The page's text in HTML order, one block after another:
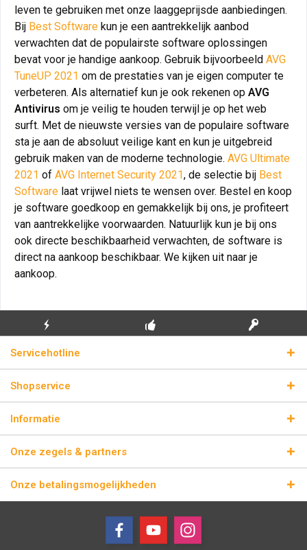
leven te gebruiken met onze laaggeprijsde aanbiedingen.
Bij Best Software kun je een aantrekkelijk aanbod
verwachten dat de populairste software oplossingen
bevat voor je handige aankoop. Gebruik bijvoorbeeld AVG
TuneUP 2021 om de prestaties van je eigen computer te
verbeteren. Als alternatief kun je ook rekenen op AVG
Antivirus om je veilig te houden terwijl je op het web
surft. Met de nieuwste versies van de populaire software
sta je aan de absoluut veilige kant en kun je uitgebreid
gebruik maken van de moderne technologie. AVG Ultimate
2021 of AVG Internet Security 2021, de selectie bij Best
Software laat vrijwel niets te wensen over. Bestel en koop
je software goedkoop en gemakkelijk bij ons, je profiteert
van aantrekkelijke voorwaarden. Natuurlijk kun je bij ons
ook directe beschikbaarheid verwachten, de software is
direct na aankoop beschikbaar. We kijken uit naar je
aankoop.
BLIKSEMVERZENDING
LICENTIESLEUTELS
Servicehotline
Shopservice
Informatie
Onze zegels & partners
Onze betalingsmogelijkheden